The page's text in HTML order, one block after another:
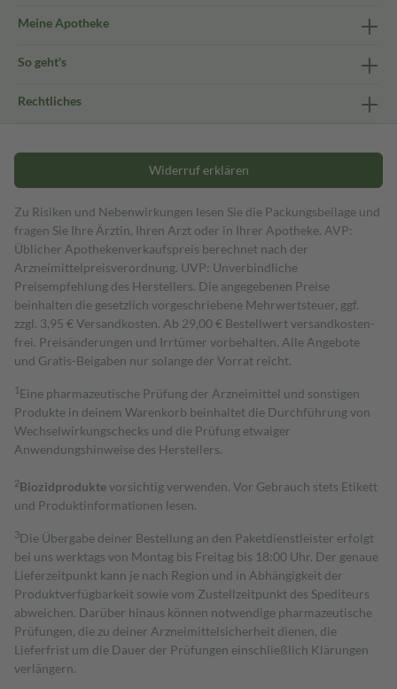
Meine Apotheke
So geht's
Rechtliches
Widerruf erklären
Zu Risiken und Nebenwirkungen lesen Sie die Packungsbeilage und
fragen Sie Ihre Ärztin, Ihren Arzt oder in Ihrer Apotheke. AVP:
Üblicher Apothekenverkaufspreis berechnet nach der
Arzneimittelpreisverordnung. UVP: Unverbindliche
Preisempfehlung des Herstellers. Die angegebenen Preise
beinhalten die gesetzlich vorgeschriebene Mehrwertsteuer, ggf.
zzgl. 3,95 € Versandkosten. Ab 29,00 € Bestell­wert versand­kosten­
frei. Preisänderungen und Irrtümer vorbehalten. Alle Angebote
und Gratis-Beigaben nur solange der Vorrat reicht.
1 Eine pharmazeutische Prüfung der Arzneimittel und sonstigen
Produkte in deinem Warenkorb beinhaltet die Durchführung von
Wechselwirkungschecks und die Prüfung etwaiger
Anwendungshinweise des Herstellers.
2Biozidproduktevorsichtig verwenden. Vor Gebrauch stets Etikett
und Produktinformationen lesen.
3Die Übergabe deiner Bestellung an den Paketdienstleister erfolgt
bei uns werktags von Montag bis Freitag bis 18:00 Uhr. Der genaue
Lieferzeitpunkt kann je nach Region und in Abhängigkeit der
Produktverfügbarkeit sowie vom Zustellzeitpunkt des Spediteurs
abweichen. Darüber hinaus können notwendige pharmazeutische
Prüfungen, die zu deiner Arzneimittelsicherheit dienen, die
Lieferfrist um die Dauer der Prüfungen einschließlich Klärungen
verlängern.